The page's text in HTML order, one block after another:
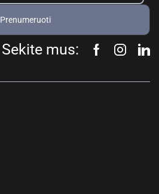
Prenumeruoti
Sekite mus: